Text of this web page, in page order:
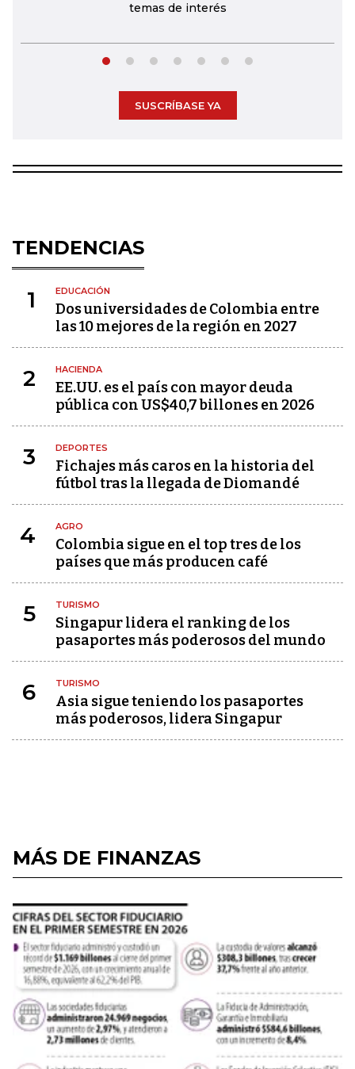
temas de interés
SUSCRÍBASE YA
TENDENCIAS
1 EDUCACIÓN
Dos universidades de Colombia entre
las 10 mejores de la región en 2027
2 HACIENDA
EE.UU. es el país con mayor deuda
pública con US$40,7 billones en 2026
3 DEPORTES
Fichajes más caros en la historia del
fútbol tras la llegada de Diomandé
4 AGRO
Colombia sigue en el top tres de los
países que más producen café
5 TURISMO
Singapur lidera el ranking de los
pasaportes más poderosos del mundo
6 TURISMO
Asia sigue teniendo los pasaportes
más poderosos, lidera Singapur
MÁS DE FINANZAS